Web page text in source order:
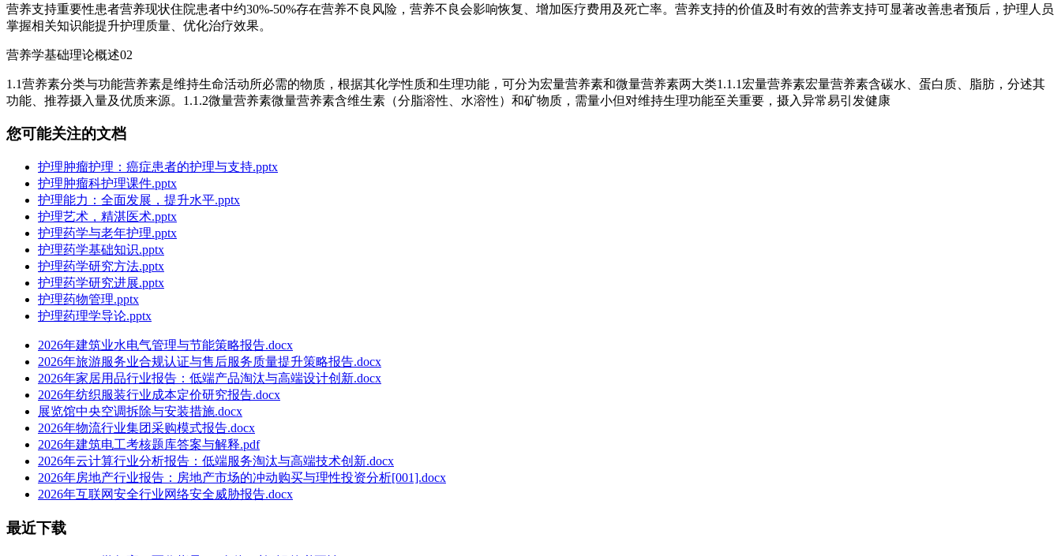
营养支持重要性患者营养现状住院患者中约30%-50%存在营养不良风险，营养不良会影响恢复、增加医疗费用及死亡率。营养支持的价值及时有效的营养支持可显著改善患者预后，护理人员
掌握相关知识能提升护理质量、优化治疗效果。
营养学基础理论概述02
1.1营养素分类与功能营养素是维持生命活动所必需的物质，根据其化学性质和生理功能，可分为宏量营养素和微量营养素两大类1.1.1宏量营养素宏量营养素含碳水、蛋白质、脂肪，分述其
功能、推荐摄入量及优质来源。1.1.2微量营养素微量营养素含维生素（分脂溶性、水溶性）和矿物质，需量小但对维持生理功能至关重要，摄入异常易引发健康
您可能关注的文档
护理肿瘤护理：癌症患者的护理与支持.pptx
护理肿瘤科护理课件.pptx
护理能力：全面发展，提升水平.pptx
护理艺术，精湛医术.pptx
护理药学与老年护理.pptx
护理药学基础知识.pptx
护理药学研究方法.pptx
护理药学研究进展.pptx
护理药物管理.pptx
护理药理学导论.pptx
2026年建筑业水电气管理与节能策略报告.docx
2026年旅游服务业合规认证与售后服务质量提升策略报告.docx
2026年家居用品行业报告：低端产品淘汰与高端设计创新.docx
2026年纺织服装行业成本定价研究报告.docx
展览馆中央空调拆除与安装措施.docx
2026年物流行业集团采购模式报告.docx
2026年建筑电工考核题库答案与解释.pdf
2026年云计算行业分析报告：低端服务淘汰与高端技术创新.docx
2026年房地产行业报告：房地产市场的冲动购买与理性投资分析[001].docx
2026年互联网安全行业网络安全威胁报告.docx
最近下载